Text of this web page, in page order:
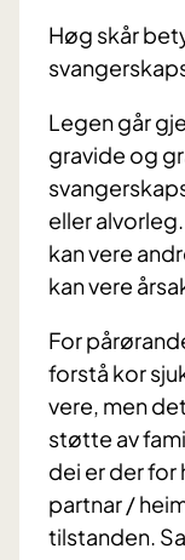
Høg skår
Legen går
gravide og
eller
kan vere
kan vere
For
forstå kor
vere, men
støtte av
dei er der for
partnar /
tilstanden.